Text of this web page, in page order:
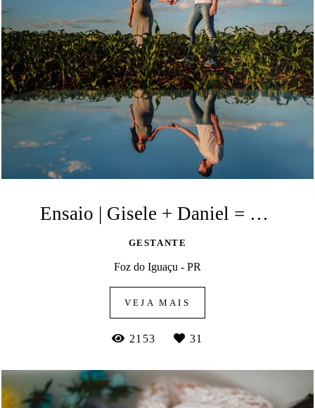
Ensaio | Gisele + Daniel = Hayza
GESTANTE
Foz do Iguaçu - PR
VEJA MAIS
2153 31